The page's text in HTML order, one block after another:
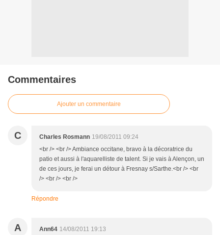
Commentaires
Ajouter un commentaire
C Charles Rosmann 19/08/2011 09:24
<br /> <br /> Ambiance occitane, bravo à la décoratrice du
patio et aussi à l'aquarelliste de talent. Si je vais à Alençon, un
de ces jours, je ferai un détour à Fresnay s/Sarthe.<br /> <br
/> <br /> <br />
Répondre
A Ann64 14/08/2011 19:13